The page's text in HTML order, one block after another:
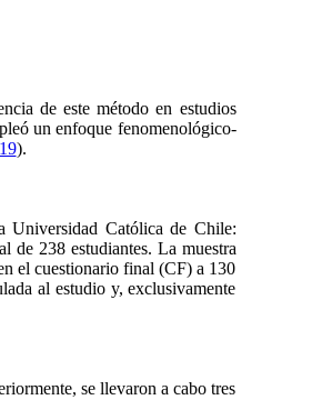
de este método en estudios
un enfoque fenomenológico-
).
Universidad Católica de Chile:
de 238 estudiantes. La muestra
el cuestionario final (CF) a 130
al estudio y, exclusivamente
se llevaron a cabo tres